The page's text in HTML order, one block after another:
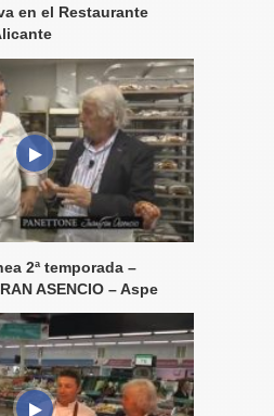
en el Restaurante
2ª temporada –
ASENCIO – Aspe